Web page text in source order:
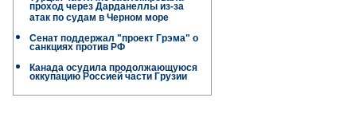
проход через Дарданеллы из-за
атак по судам в Черном море
Сенат поддержал "проект Грэма" о
санкциях против РФ
Канада осудила продолжающуюся
оккупацию Россией части Грузии